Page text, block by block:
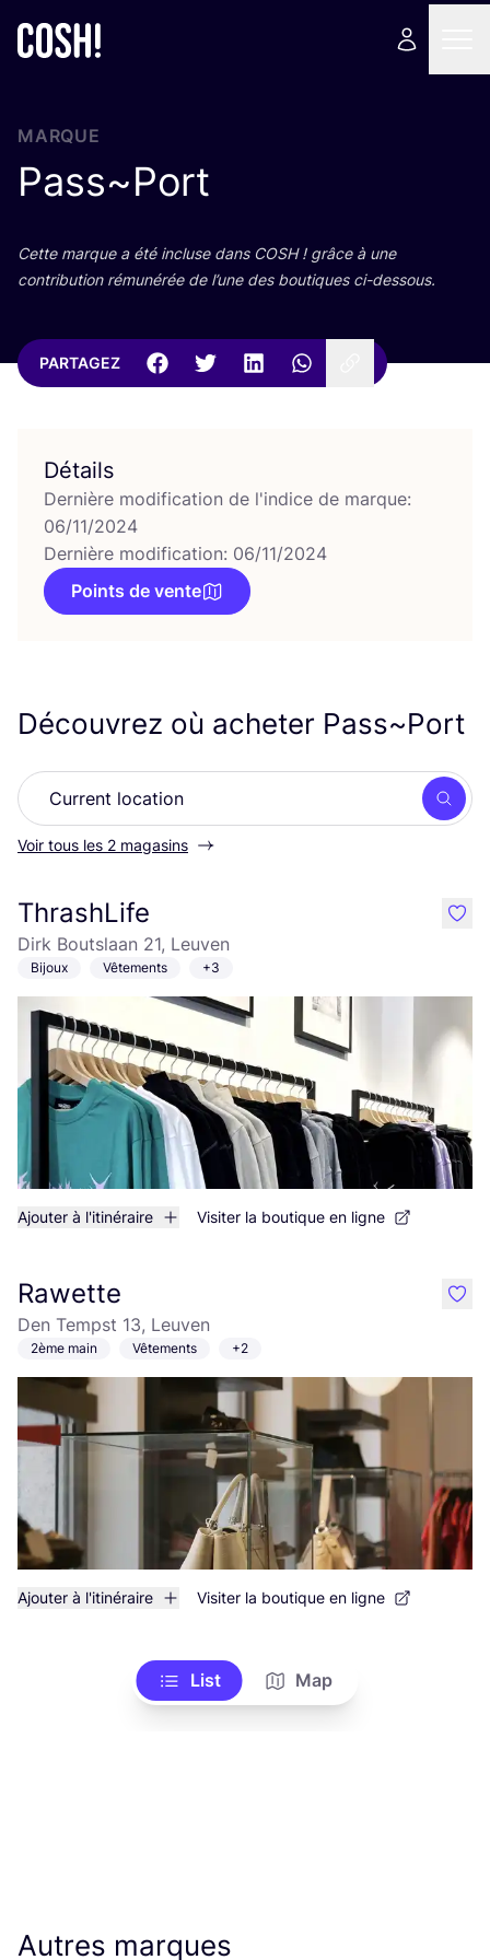
MARQUE
Pass~Port
Cette marque a été incluse dans COSH! grâce à une
contri­bu­tion rému­né­rée de l’une des bou­tiques ci-dessous.
PARTAGEZ
Détails
Dernière modification de l'indice de marque:
06/11/2024
Dernière modification: 06/11/2024
Points de vente
Découvrez où acheter Pass~Port
Voir tous les 2 magasins
ThrashLife
Dirk Boutslaan 21, Leuven
Bijoux Vêtements +3
Ajouter à l'itinéraire Visiter la boutique en ligne
like
Rawette
Den Tempst 13, Leuven
2ème main Vêtements +2
Ajouter à l'itinéraire Visiter la boutique en ligne
like
List Map
Autres marques